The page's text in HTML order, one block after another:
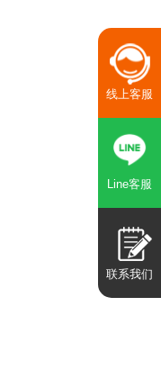
线上客服
Line客服
联系我们